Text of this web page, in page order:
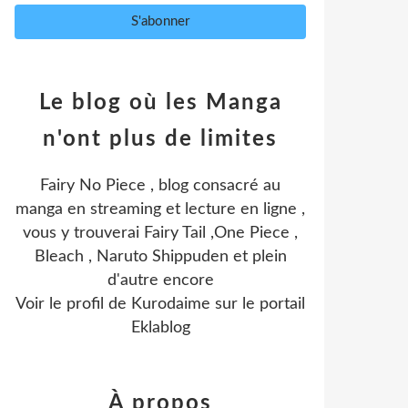
Le blog où les Manga
n'ont plus de limites
Fairy No Piece , blog consacré au
manga en streaming et lecture en ligne ,
vous y trouverai Fairy Tail ,One Piece ,
Bleach , Naruto Shippuden et plein
d'autre encore
Voir le profil de Kurodaime sur le portail
Eklablog
À propos